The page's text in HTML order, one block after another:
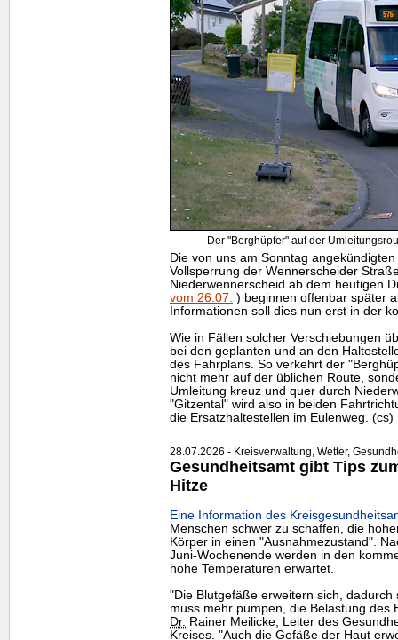
Der "Berghüpfer" auf der
Die von uns am Sonntag
Vollsperrung der Wennerscheider
Niederwennerscheid ab dem heutigen
vom 26.07. ) beginnen offenbar später
Informationen soll dies nun erst in der
Wie in Fällen solcher Verschiebungen
bei den geplanten und an den
des Fahrplans. So verkehrt der
nicht mehr auf der üblichen Route,
Umleitung kreuz und quer durch
"Gitzental" wird also in beiden
die Ersatzhaltestellen im Eulenweg. (cs)
28.07.2026 - Kreisverwaltung, Wetter,
Gesundheitsamt gibt Tips
Hitze
Eine Information des
Menschen schwer zu schaffen, die
Körper in einen "Ausnahmezustand".
Juni-Wochenende werden in den
hohe Temperaturen erwartet.
"Die Blutgefäße erweitern sich,
muss mehr pumpen, die Belastung des
Dr. Rainer Meilicke, Leiter des
Kreises. "Auch die Gefäße der Haut